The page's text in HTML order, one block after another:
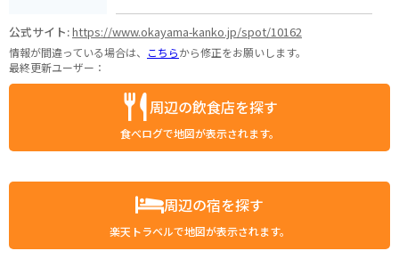
公式サイト:https://www.okayama-kanko.jp/spot/10162
情報が間違っている場合は、 こちらから修正をお願いします。
最終更新ユーザー：
周辺の飲食店を探す
食べログで地図が表示されます。
周辺の宿を探す
楽天トラベルで地図が表示されます。